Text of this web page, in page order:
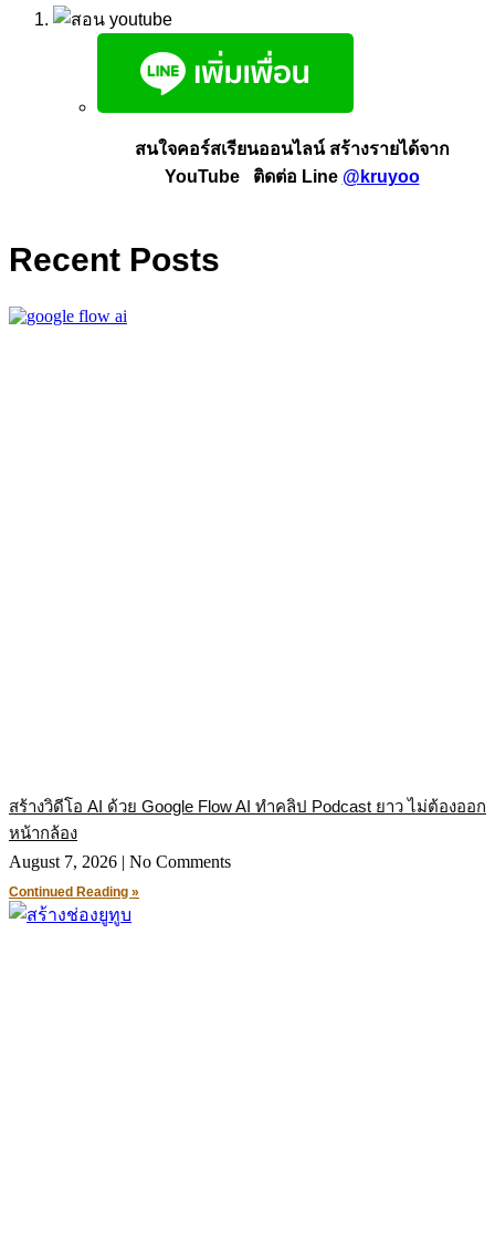
สนใจคอร์สเรียนออนไลน์ สร้างรายได้จาก
YouTube ติดต่อ Line @kruyoo
Recent Posts
สร้างวิดีโอ AI ด้วย Google Flow AI ทำคลิป Podcast ยาว ไม่ต้องออก
หน้ากล้อง
August 7, 2026
No Comments
Continued Reading »